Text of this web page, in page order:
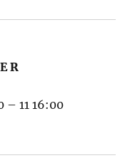
–11 16:00